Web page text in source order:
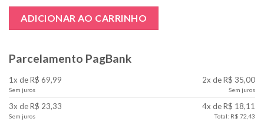
ADICIONAR AO CARRINHO
Parcelamento PagBank
1x de R$ 69,99
Sem juros
2x de R$ 35,00
Sem juros
3x de R$ 23,33
Sem juros
4x de R$ 18,11
Total: R$ 72,43